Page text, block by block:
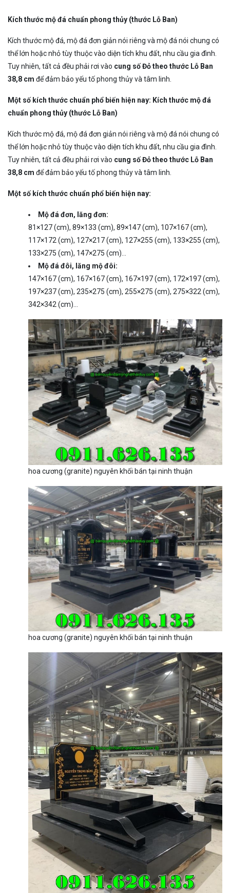
Kích thước mộ đá chuẩn phong thủy (thước Lỗ Ban)
Kích thước mộ đá, mộ đá đơn giản nói riêng và mộ đá nói chung có
thể lớn hoặc nhỏ tùy thuộc vào diện tích khu đất, nhu cầu gia đình.
Tuy nhiên, tất cả đều phải rơi vào cung số Đỏ theo thước Lỗ Ban
38,8 cm để đảm bảo yếu tố phong thủy và tâm linh.
Một số kích thước chuẩn phổ biến hiện nay: Kích thước mộ đá
chuẩn phong thủy (thước Lỗ Ban)
Kích thước mộ đá, mộ đá đơn giản nói riêng và mộ đá nói chung có
thể lớn hoặc nhỏ tùy thuộc vào diện tích khu đất, nhu cầu gia đình.
Tuy nhiên, tất cả đều phải rơi vào cung số Đỏ theo thước Lỗ Ban
38,8 cm để đảm bảo yếu tố phong thủy và tâm linh.
Một số kích thước chuẩn phổ biến hiện nay:
Mộ đá đơn, lăng đơn:
81×127 (cm), 89×133 (cm), 89×147 (cm), 107×167 (cm),
117×172 (cm), 127×217 (cm), 127×255 (cm), 133×255 (cm),
133×275 (cm), 147×275 (cm)…
Mộ đá đôi, lăng mộ đôi:
147×167 (cm), 167×167 (cm), 167×197 (cm), 172×197 (cm),
197×237 (cm), 235×275 (cm), 255×275 (cm), 275×322 (cm),
342×342 (cm)…
hoa cương (granite) nguyên khối bán tại ninh thuận
hoa cương (granite) nguyên khối bán tại ninh thuận